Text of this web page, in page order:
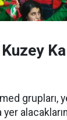
grupları,
yer